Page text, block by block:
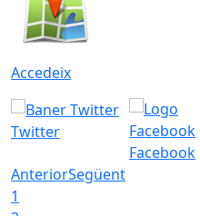
Accedeix
Twitter
Facebook
AnteriorSegüent
1